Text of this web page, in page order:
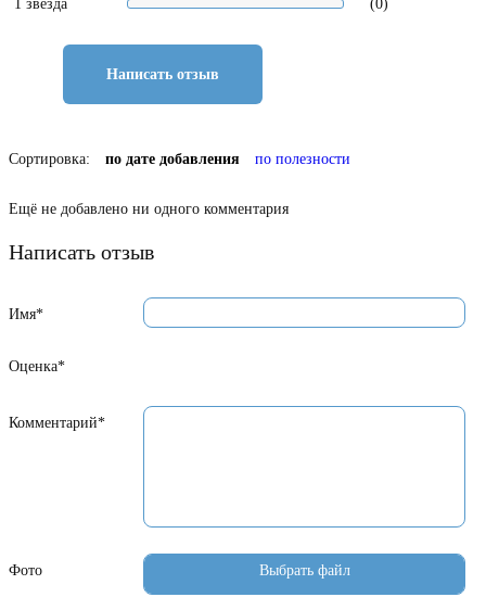
1 звезда (0)
Написать отзыв
Сортировка: по дате добавления по полезности
Ещё не добавлено ни одного комментария
Написать отзыв
Имя*
Оценка*
Комментарий*
Фото